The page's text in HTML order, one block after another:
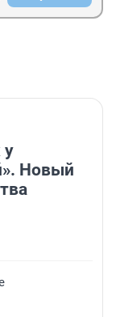
у
Новый